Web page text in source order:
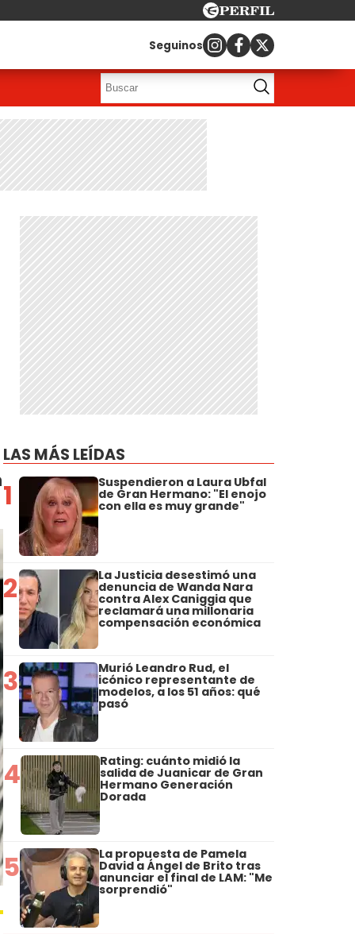
Seguinos
LAS MÁS LEÍDAS
1 Suspendieron a Laura Ubfal
de Gran Hermano: "El enojo
con ella es muy grande"
2 La Justicia desestimó una
denuncia de Wanda Nara
contra Alex Caniggia que
reclamará una millonaria
compensación económica
3 Murió Leandro Rud, el
icónico representante de
modelos, a los 51 años: qué
pasó
4 Rating: cuánto midió la
salida de Juanicar de Gran
Hermano Generación
Dorada
5 La propuesta de Pamela
David a Ángel de Brito tras
anunciar el final de LAM: "Me
sorprendió"